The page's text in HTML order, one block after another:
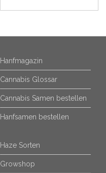
Hanfmagazin
Cannabis Glossar
Cannabis Samen bestellen
Hanfsamen bestellen
Haze Sorten
Growshop